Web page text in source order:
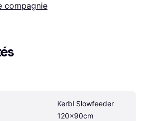
compagnie
Kerbl Slowfeeder
120x90cm